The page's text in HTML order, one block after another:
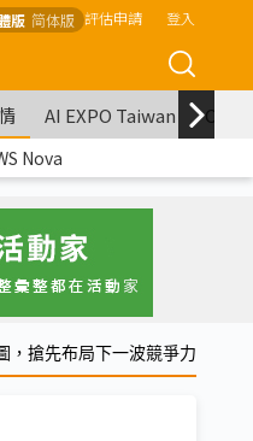
版 简体版 評估申請 登入
AI EXPO Taiwan
Nova
，搶先布局下一波競爭力